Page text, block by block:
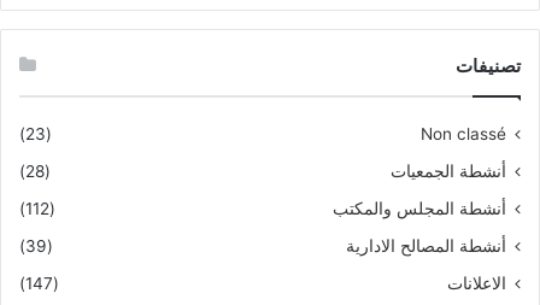
تصنيفات
Non classé
(23)
أنشطة الجمعيات
(28)
أنشطة المجلس والمكتب
(112)
أنشطة المصالح الادارية
(39)
الاعلانات
(147)